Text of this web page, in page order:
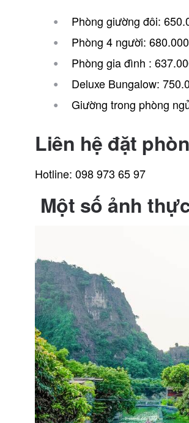
Phòng giường đôi:
Phòng 4 người:
Phòng gia đình :
Deluxe Bungalow:
Giường trong phòng
Liên hệ đặt
Hotline: 098 973 65 97
Một số ảnh